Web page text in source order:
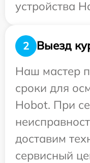
устройства
2
Выезд
Наш мастер
сроки для
Hobot. При
доставим
сервисный